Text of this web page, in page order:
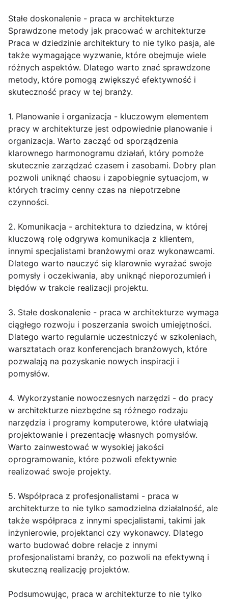
Stałe doskonalenie - praca w architekturze
Sprawdzone metody jak pracować w architekturze
Praca w dziedzinie architektury to nie tylko pasja, ale
także wymagające wyzwanie, które obejmuje wiele
różnych aspektów. Dlatego warto znać sprawdzone
metody, które pomogą zwiększyć efektywność i
skuteczność pracy w tej branży.
1. Planowanie i organizacja - kluczowym elementem
pracy w architekturze jest odpowiednie planowanie i
organizacja. Warto zacząć od sporządzenia
klarownego harmonogramu działań, który pomoże
skutecznie zarządzać czasem i zasobami. Dobry plan
pozwoli uniknąć chaosu i zapobiegnie sytuacjom, w
których tracimy cenny czas na niepotrzebne
czynności.
2. Komunikacja - architektura to dziedzina, w której
kluczową rolę odgrywa komunikacja z klientem,
innymi specjalistami branżowymi oraz wykonawcami.
Dlatego warto nauczyć się klarownie wyrażać swoje
pomysły i oczekiwania, aby uniknąć nieporozumień i
błędów w trakcie realizacji projektu.
3. Stałe doskonalenie - praca w architekturze wymaga
ciągłego rozwoju i poszerzania swoich umiejętności.
Dlatego warto regularnie uczestniczyć w szkoleniach,
warsztatach oraz konferencjach branżowych, które
pozwalają na pozyskanie nowych inspiracji i
pomysłów.
4. Wykorzystanie nowoczesnych narzędzi - do pracy
w architekturze niezbędne są różnego rodzaju
narzędzia i programy komputerowe, które ułatwiają
projektowanie i prezentację własnych pomysłów.
Warto zainwestować w wysokiej jakości
oprogramowanie, które pozwoli efektywnie
realizować swoje projekty.
5. Współpraca z profesjonalistami - praca w
architekturze to nie tylko samodzielna działalność, ale
także współpraca z innymi specjalistami, takimi jak
inżynierowie, projektanci czy wykonawcy. Dlatego
warto budować dobre relacje z innymi
profesjonalistami branży, co pozwoli na efektywną i
skuteczną realizację projektów.
Podsumowując, praca w architekturze to nie tylko